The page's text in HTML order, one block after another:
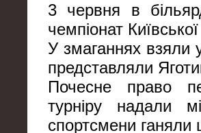
3 червня в
чемпіонат
У змаганнях взяли
представляли
Почесне право
турніру надали
спортсмени